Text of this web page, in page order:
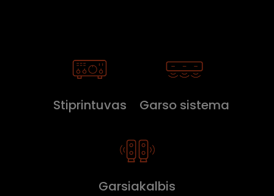
Stiprintuvas Garso sistema
Garsiakalbis